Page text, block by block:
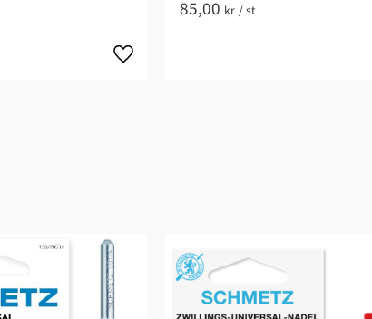
85,00 kr /st